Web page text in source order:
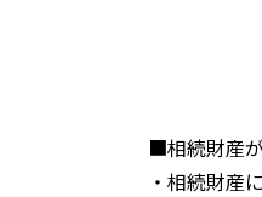
■相続財産
・相続財産